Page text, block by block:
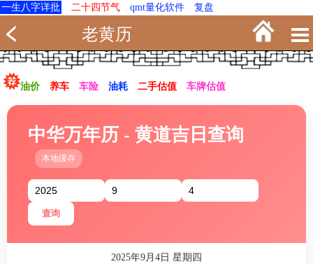
一生八字详批 二十四节气 qmt量化软件 复盘
老黄历
油价 养车 车险 油耗 二手估值 车牌估值
中华万年历 - 黄道吉日查询
本地缓存
查询
2025年9月4日 星期四